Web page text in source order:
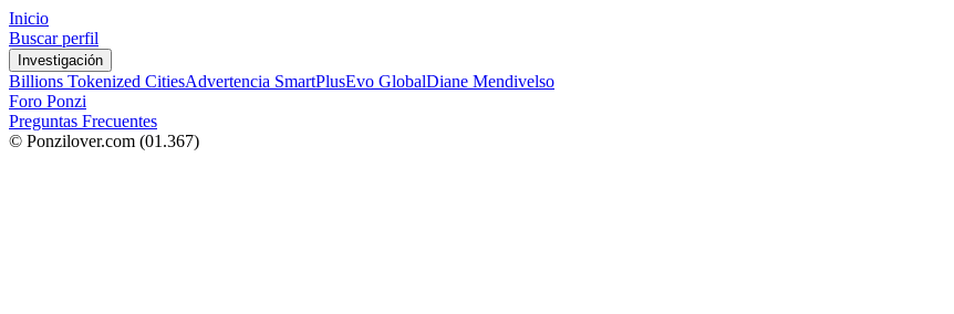
Inicio
Buscar perfil
Investigación
Billions Tokenized CitiesAdvertencia SmartPlusEvo GlobalDiane Mendivelso
Foro Ponzi
Preguntas Frecuentes
© Ponzilover.com (01.367)